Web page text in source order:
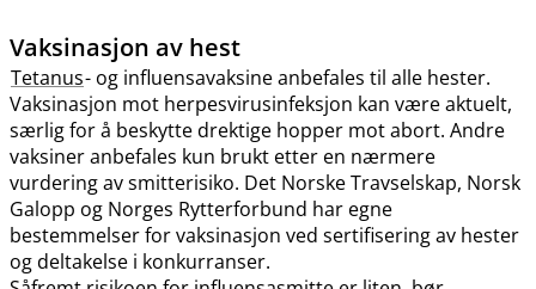
Vaksinasjon av hest
Tetanus- og influensavaksine anbefales til alle hester.
Vaksinasjon mot herpesvirusinfeksjon kan være aktuelt,
særlig for å beskytte drektige hopper mot abort. Andre
vaksiner anbefales kun brukt etter en nærmere
vurdering av smitterisiko. Det Norske Travselskap, Norsk
Galopp og Norges Rytterforbund har egne
bestemmelser for vaksinasjon ved sertifisering av hester
og deltakelse i konkurranser.